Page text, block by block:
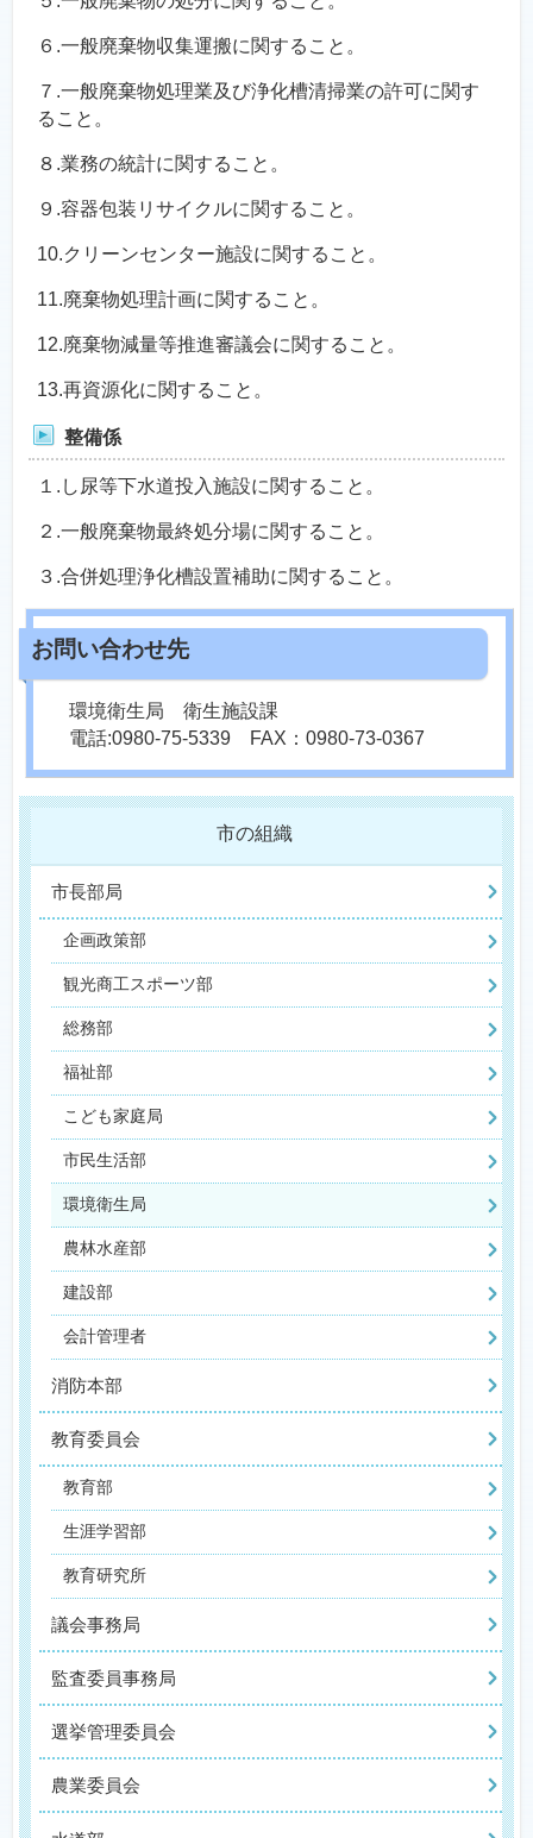
６.一般廃棄物収集運搬に関すること。
７.一般廃棄物処理業及び浄化槽清掃業の許可に関す
ること。
８.業務の統計に関すること。
９.容器包装リサイクルに関すること。
10.クリーンセンター施設に関すること。
11.廃棄物処理計画に関すること。
12.廃棄物減量等推進審議会に関すること。
13.再資源化に関すること。
整備係
１.し尿等下水道投入施設に関すること。
２.一般廃棄物最終処分場に関すること。
３.合併処理浄化槽設置補助に関すること。
環境衛生局 衛生施設課
電話:0980-75-5339 FAX：0980-73-0367
市の組織
市長部局
企画政策部
観光商工スポーツ部
総務部
福祉部
こども家庭局
市民生活部
環境衛生局
農林水産部
建設部
会計管理者
消防本部
教育委員会
教育部
生涯学習部
教育研究所
議会事務局
監査委員事務局
選挙管理委員会
農業委員会